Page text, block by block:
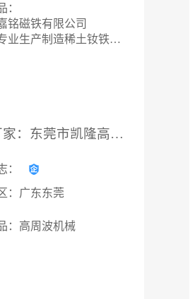
曲线图。
投影检测。
成品批量订单。异形，
：
铭磁铁有限公司
业生产制造稀土钕铁硼
皮具用磁的源头磁铁厂
成品价
各种多线切瓦加工，*
曲线图。
供应厂家：东莞市凯隆高周波有限公司
：
：广东东莞
：高周波机械